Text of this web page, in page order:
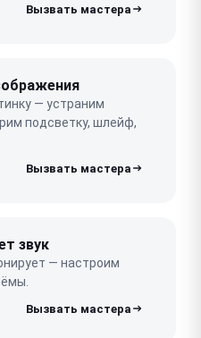
— устраним
подсветку, шлейф,
звук
— настроим